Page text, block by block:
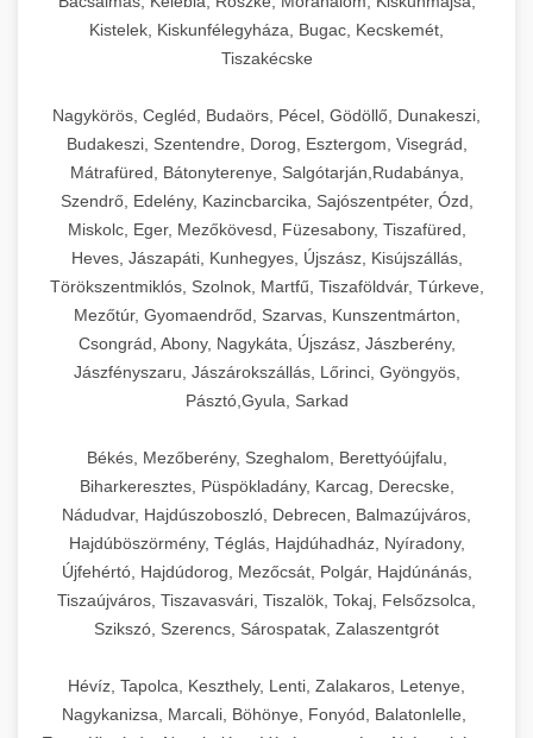
Kistelek, Kiskunfélegyháza, Bugac, Kecskemét,
Tiszakécske
Nagykörös, Cegléd, Budaörs, Pécel, Gödöllő, Dunakeszi,
Budakeszi, Szentendre, Dorog, Esztergom, Visegrád,
Mátrafüred, Bátonyterenye, Salgótarján,Rudabánya,
Szendrő, Edelény, Kazincbarcika, Sajószentpéter, Ózd,
Miskolc, Eger, Mezőkövesd, Füzesabony, Tiszafüred,
Heves, Jászapáti, Kunhegyes, Újszász, Kisújszállás,
Törökszentmiklós, Szolnok, Martfű, Tiszaföldvár, Túrkeve,
Mezőtúr, Gyomaendrőd, Szarvas, Kunszentmárton,
Csongrád, Abony, Nagykáta, Újszász, Jászberény,
Jászfényszaru, Jászárokszállás, Lőrinci, Gyöngyös,
Pásztó,Gyula, Sarkad
Békés, Mezőberény, Szeghalom, Berettyóújfalu,
Biharkeresztes, Püspökladány, Karcag, Derecske,
Nádudvar, Hajdúszoboszló, Debrecen, Balmazújváros,
Hajdúböszörmény, Téglás, Hajdúhadház, Nyíradony,
Újfehértó, Hajdúdorog, Mezőcsát, Polgár, Hajdúnánás,
Tiszaújváros, Tiszavasvári, Tiszalök, Tokaj, Felsőzsolca,
Szikszó, Szerencs, Sárospatak, Zalaszentgrót
Hévíz, Tapolca, Keszthely, Lenti, Zalakaros, Letenye,
Nagykanizsa, Marcali, Böhönye, Fonyód, Balatonlelle,